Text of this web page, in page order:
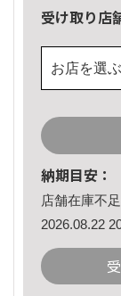
受け取り店
お店を選ぶ
納期目安：
店舗在庫不
2026.08.22